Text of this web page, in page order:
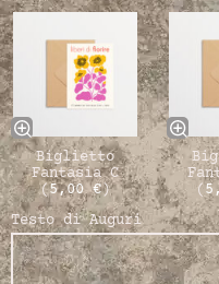
Biglietto
Fantasia C
(5,00€)
(
Testo di Auguri